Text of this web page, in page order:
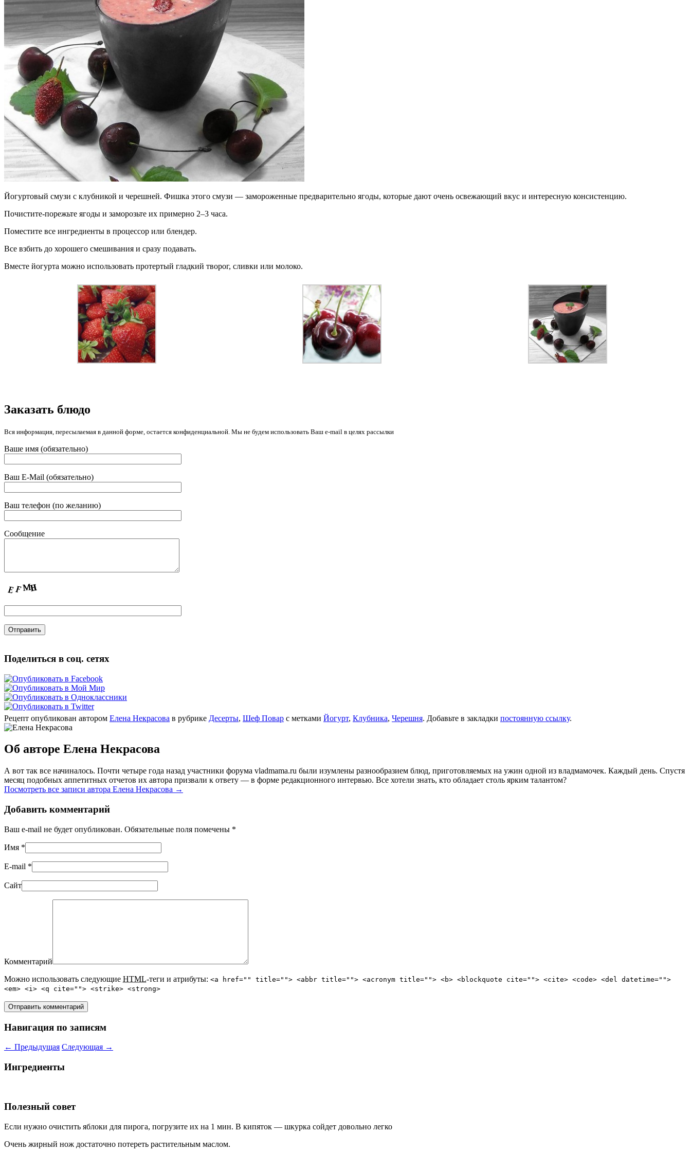
Йогуртовый смузи с клубникой и черешней. Фишка этого смузи — замороженные предварительно ягоды, которые дают очень освежающий вкус и интересную консистенцию.
Почистите-порежьте ягоды и заморозьте их примерно 2–3 часа.
Поместите все ингредиенты в процессор или блендер.
Все взбить до хорошего смешивания и сразу подавать.
Вместе йогурта можно использовать протертый гладкий творог, сливки или молоко.
Заказать блюдо
Вся информация, пересылаемая в данной форме, остается конфиденциальной. Мы не будем использовать Ваш e-mail в целях рассылки
Ваше имя (обязательно)
Ваш E-Mail (обязательно)
Ваш телефон (по желанию)
Сообщение
Поделиться в соц. сетях
Рецепт опубликован автором Елена Некрасова в рубрике Десерты, Шеф Повар с метками Йогурт, Клубника, Черешня. Добавьте в закладки постоянную ссылку.
Об авторе Елена Некрасова
А вот так все начиналось. Почти четыре года назад участники форума vladmama.ru были изумлены разнообразием блюд, приготовляемых на ужин одной из владмамочек. Каждый день. Спустя
месяц подобных аппетитных отчетов их автора призвали к ответу — в форме редакционного интервью. Все хотели знать, кто обладает столь ярким талантом?
Посмотреть все записи автора Елена Некрасова →
Добавить комментарий
Ваш e-mail не будет опубликован. Обязательные поля помечены *
Имя *
E-mail *
Сайт
Комментарий
Можно использовать следующие HTML-теги и атрибуты: <a href="" title=""> <abbr title=""> <acronym title=""> <b> <blockquote cite=""> <cite> <code> <del datetime="">
<em> <i> <q cite=""> <strike> <strong>
Навигация по записям
← Предыдущая Следующая →
Ингредиенты
Полезный совет
Если нужно очистить яблоки для пирога, погрузите их на 1 мин. В кипяток — шкурка сойдет довольно легко
Очень жирный нож достаточно потереть растительным маслом.